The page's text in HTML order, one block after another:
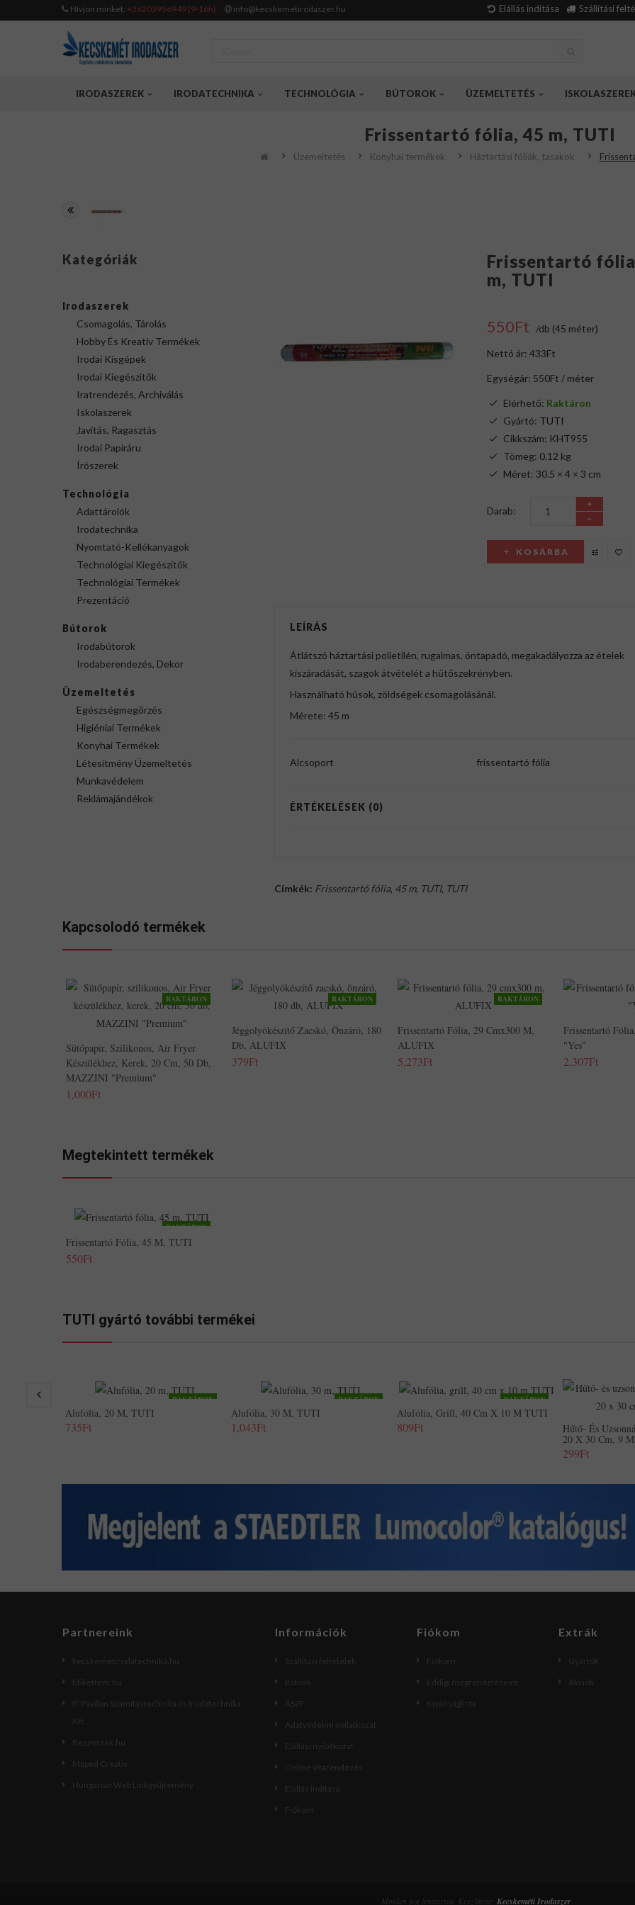
Hívjon minket: +36203956949 (9-16h) info@kecskemetirodaszer.hu Elállás indítása Szállítási
IRODASZEREK IRODATECHNIKA TECHNOLÓGIA BÚTOROK ÜZEMELTETÉS
Frissentartó fólia, 45 m, TUTI
Üzemeltetés Konyhai termékek Háztartási fóliák, tasakok
Kategóriák
Irodaszerek
Csomagolás, Tárolás
Hobby És Kreatív Termékek
Irodai Kisgépek
Irodai Kiegészítők
Iratrendezés, Archiválás
Iskolaszerek
Javítás, Ragasztás
Irodai Papíráru
Írószerek
Technológia
Adattárolók
Irodatechnika
Nyomtató-Kellékanyagok
Technológiai Kiegészítők
Technológiai Termékek
Prezentáció
Bútorok
Irodabútorok
Irodaberendezés, Dekor
Üzemeltetés
Egészségmegőrzés
Higiéniai Termékek
Konyhai Termékek
Létesítmény Üzemeltetés
Munkavédelem
Reklámajándékok
Frissentartó
m, TUTI
550Ft /db (45 méter)
Nettó ár: 433Ft
Egységár: 550Ft / méter
Elérhető: Raktáron
Gyártó: TUTI
Cikkszám: KHT955
Tömeg: 0.12 kg
Méret: 30.5 × 4 × 3 cm
Darab:
KOSÁRBA
LEÍRÁS
Átlátszó háztartási polietilén, rugalmas, öntapadó, megakadályozza az ételek
kiszáradását, szagok átvételét a hűtőszekrényben.
Használható húsok, zöldségek csomagolásánál.
Mérete: 45 m
Alcsoport frissentartó fólia
ÉRTÉKELÉSEK (0)
Címkék: Frissentartó fólia, 45 m, TUTI, TUTI
Kapcsolodó termékek
RAKTÁRON
Sütőpapír, Szilikonos, Air Fryer
Készülékhez, Kerek, 20 Cm, 50 Db,
MAZZINI "Premium"
1,000Ft
RAKTÁRON
Jéggolyókészítő Zacskó, Önzáró, 180
Db, ALUFIX
379Ft
RAKTÁRON
Frissentartó Fólia, 29 Cmx300 M,
ALUFIX
5,273Ft
Frissentartó
"Yes"
2,307Ft
Megtekintett termékek
RAKTÁRON
Frissentartó Fólia, 45 M, TUTI
550Ft
TUTI gyártó további termékei
RAKTÁRON
Alufólia, 20 M, TUTI
735Ft
RAKTÁRON
Alufólia, 30 M, TUTI
1,043Ft
RAKTÁRON
Alufólia, Grill, 40 Cm X 10 M TUTI
809Ft Hűtő- És
20 X 30 Cm, 9
299Ft
Partnereink
kecskemetirodatechnika.hu
Etikettem.hu
IT Pavilon Számítástechnika és Irodatechnika
Kft.
Beszerzek.hu
Maped Creativ
Hungarian Web Linkgyűjtemény
Információk
Szállítási feltételek
Rólunk
ÁSZF
Adatvédelmi nyilatkozat
Elállási nyilatkozat
Online vitarendezés
Elállás indítása
Fiókom
Fiókom
Fiókom
Eddigi megrendeléseim
Kívánságlista
Extrák
Gyártók
Akciók
Minden jog fenttartva. Készíttette: Kecskeméti Irodaszer